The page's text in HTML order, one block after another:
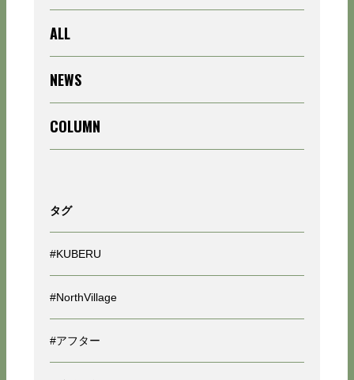
ALL
NEWS
COLUMN
タグ
#KUBERU
#NorthVillage
#アフター